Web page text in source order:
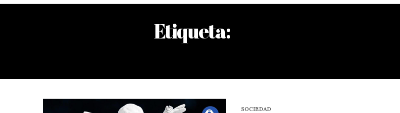
Etiqueta:
DE CEMENTERIOS
SOCIEDAD